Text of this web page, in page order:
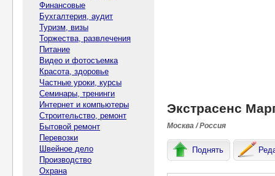
Финансовые
Бухгалтерия, аудит
Туризм, визы
Торжества, развлечения
Питание
Видео и фотосъемка
Красота, здоровье
Частные уроки, курсы
Семинары, тренинги
Интернет и компьютеры
Строительство, ремонт
Бытовой ремонт
Перевозки
Швейное дело
Производство
Охрана
Экстрасенс
Москва / Россия
Поднять